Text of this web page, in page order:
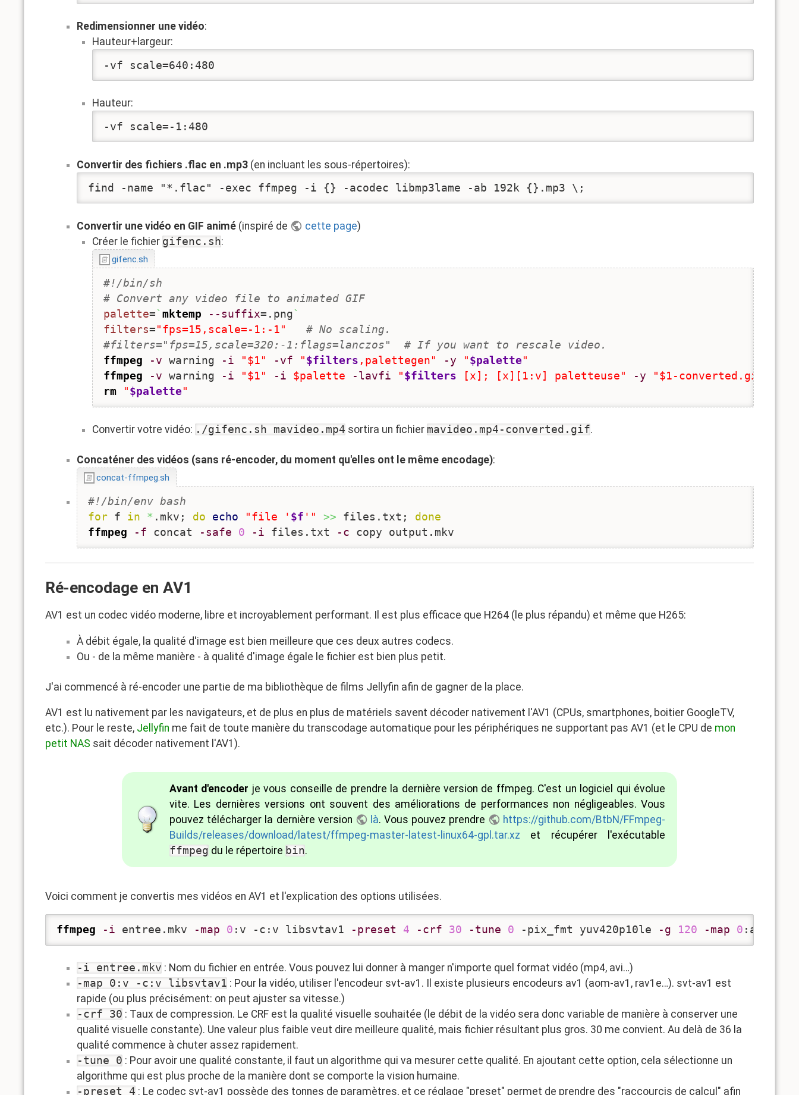
Redimensionner une vidéo:
Hauteur+largeur:
-vf scale=640:480
Hauteur:
-vf scale=-1:480
Convertir des fichiers .flac en .mp3(en incluant les sous-répertoires):
find -name "*.flac" -exec ffmpeg -i {} -acodec libmp3lame -ab 192k {}.mp3 \;
Convertir une vidéo en GIF animé(inspiré de cette page)
Créer le fichier gifenc.sh:
gifenc.sh
#!/bin/sh
# Convert any video file to animated GIF
palette= ` mktemp --suffix=.png `
filters= "fps=15,scale=-1:-1"
# No scaling.
#filters="fps=15,scale=320:-1:flags=lanczos"  # If you want to rescale video.
ffmpeg
-v warning -i "$1" -vf " $filters ,palettegen" -y " $palette"
ffmpeg
-v warning -i "$1" -i $palette -lavfi " $filters [x]; [x][1:v] paletteuse" -y
"$1-converted.gif"
rm
" $palette"
Convertir votre vidéo: ./gifenc.sh mavideo.mp4 sortira un fichier mavideo.mp4-converted.gif.
Concaténer des vidéos (sans ré-encoder, du moment qu'elles ont le même encodage):
concat-ffmpeg.sh
#!/bin/env bash
for f in * .mkv; do echo "file ' $f '" >> files.txt; done
ffmpeg
-f concat -safe 0 -i files.txt -c copy output.mkv
Ré-encodage en AV1
AV1 est un codec vidéo moderne, libre et incroyablement performant. Il est plus efficace que H264 (le plus répandu) et même que H265:
À débit égale, la qualité d'image est bien meilleure que ces deux autres codecs.
Ou - de la même manière - à qualité d'image égale le fichier est bien plus petit.
J'ai commencé à ré-encoder une partie de ma bibliothèque de films Jellyfin afin de gagner de la place.
AV1 est lu nativement par les navigateurs, et de plus en plus de matériels savent décoder nativement l'AV1 (CPUs, smartphones, boitier GoogleTV,
etc.). Pour le reste, Jellyfin me fait de toute manière du transcodage automatique pour les périphériques ne supportant pas AV1 (et le CPU de mon
petit NAS sait décoder nativement l'AV1).
Avant d'encoder je vous conseille de prendre la dernière version de ffmpeg. C'est un logiciel qui évolue
vite. Les dernières versions ont souvent des améliorations de performances non négligeables. Vous
pouvez télécharger la dernière version
là. Vous pouvez prendre
https://github.com/BtbN/FFmpeg-
Builds/releases/download/latest/ffmpeg-master-latest-linux64-gpl.tar.xz et récupérer l'exécutable
ffmpeg du le répertoire bin.
Voici comment je convertis mes vidéos en AV1 et l'explication des options utilisées.
ffmpeg -i entree.mkv -map 0 :v -c:v libsvtav1 -preset 4 -crf 30 -tune 0 -pix_fmt yuv420p10le -g 120 -map 0 :a? -
-i entree.mkv : Nom du fichier en entrée. Vous pouvez lui donner à manger n'importe quel format vidéo (mp4, avi…)
-map 0:v -c:v libsvtav1 : Pour la vidéo, utiliser l'encodeur svt-av1. Il existe plusieurs encodeurs av1 (aom-av1, rav1e…). svt-av1 est
rapide (ou plus précisément: on peut ajuster sa vitesse.)
-crf 30 : Taux de compression. Le CRF est la qualité visuelle souhaitée (le débit de la vidéo sera donc variable de manière à conserver une
qualité visuelle constante). Une valeur plus faible veut dire meilleure qualité, mais fichier résultant plus gros. 30 me convient. Au delà de 36 la
qualité commence à chuter assez rapidement.
-tune 0 : Pour avoir une qualité constante, il faut un algorithme qui va mesurer cette qualité. En ajoutant cette option, cela sélectionne un
algorithme qui est plus proche de la manière dont se comporte la vision humaine.
-preset 4 : Le codec svt-av1 possède des tonnes de paramètres, et ce réglage "preset" permet de prendre des "raccourcis de calcul" afin